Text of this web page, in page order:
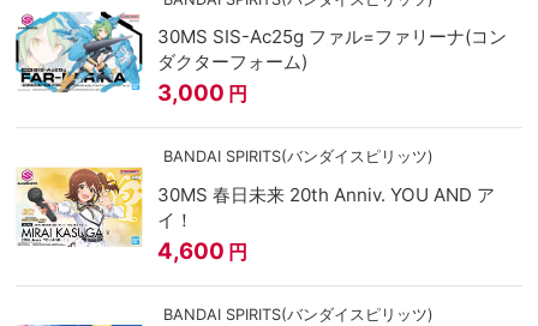
30MS SIS-Ac25g ファル=ファリーナ(コン
ダクターフォーム)
3,000 円
BANDAI SPIRITS(バンダイスピリッツ)
30MS 春日未来 20th Anniv. YOU AND ア
イ！
4,600 円
BANDAI SPIRITS(バンダイスピリッツ)